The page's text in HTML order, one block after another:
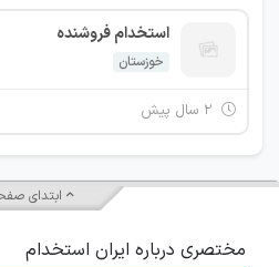
استخدام فروشنده
خوزستان
ابتدای
مختصری درباره ایران استخدام